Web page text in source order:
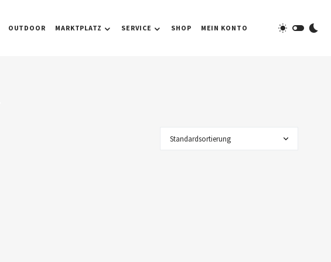
OUTDOOR MARKTPLATZ SERVICE SHOP MEIN KONTO